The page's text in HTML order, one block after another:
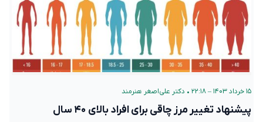
۱۵ خرداد ۱۴۰۳ – ۲۲:۱۸ • دکتر علی‌اصغر هنرمند
پیشنهاد تغییر مرز چاقی برای افراد بالای ۴۰ سال